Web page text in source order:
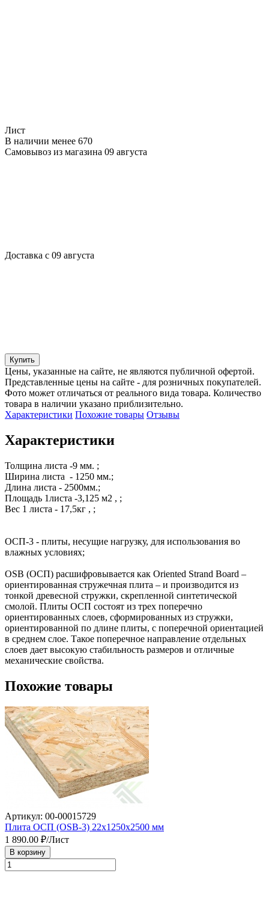
Лист
В наличии менее 670
Самовывоз из магазина 09 августа
Доставка с 09 августа
Купить
Цены, указанные на сайте, не являются публичной офертой.
Представленные цены на сайте - для розничных покупателей.
Фото может отличаться от реального вида товара. Количество
товара в наличии указано приблизительно.
Характеристики Похожие товары Отзывы
Характеристики
Толщина листа -9 мм. ;
Ширина листа  - 1250 мм.;
Длина листа - 2500мм.;
Площадь 1листа -3,125 м2 , ;
Вес 1 листа - 17,5кг , ;
ОСП-3 - плиты, несущие нагрузку, для использования во
влажных условиях;
OSB (ОСП) расшифровывается как Oriented Strand Board –
ориентированная стружечная плита – и производится из
тонкой древесной стружки, скрепленной синтетической
смолой. Плиты ОСП состоят из трех поперечно
ориентированных слоев, сформированных из стружки,
ориентированной по длине плиты, с поперечной ориентацией
в среднем слое. Такое поперечное направление отдельных
слоев дает высокую стабильность размеров и отличные
механические свойства.
Похожие товары
Артикул: 00-00015729
Плита ОСП (OSB-3) 22х1250х2500 мм
1 890.00 ₽/Лист
В корзину